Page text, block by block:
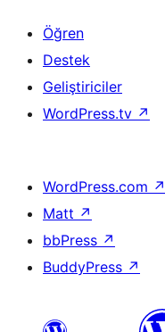
Öğren
Destek
Geliştiriciler
WordPress.tv ↗
WordPress.com ↗
Matt ↗
bbPress ↗
BuddyPress ↗